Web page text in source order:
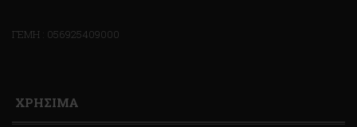
ΓΕΜΗ : 056925409000
ΧΡΗΣΙΜΑ